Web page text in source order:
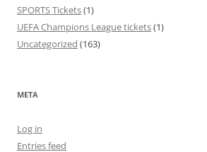
SPORTS Tickets(1)
UEFA Champions League tickets(1)
Uncategorized (163)
META
Log in
Entries feed